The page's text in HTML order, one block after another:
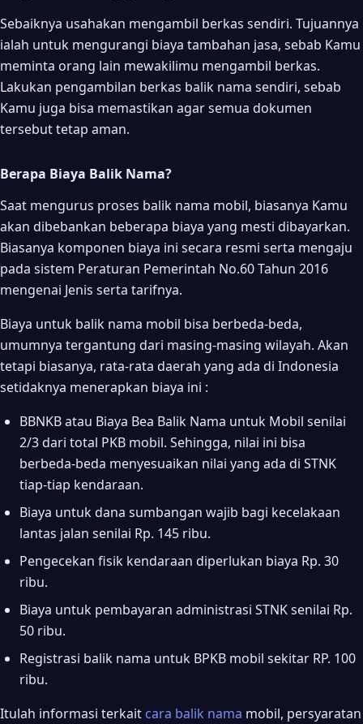
Sebaiknya usahakan mengambil berkas sendiri. Tujuannya
ialah untuk mengurangi biaya tambahan jasa, sebab Kamu
meminta orang lain mewakilimu mengambil berkas.
Lakukan pengambilan berkas balik nama sendiri, sebab
Kamu juga bisa memastikan agar semua dokumen
tersebut tetap aman.
Berapa Biaya Balik Nama?
Saat mengurus proses balik nama mobil, biasanya Kamu
akan dibebankan beberapa biaya yang mesti dibayarkan.
Biasanya komponen biaya ini secara resmi serta mengaju
pada sistem Peraturan Pemerintah No.60 Tahun 2016
mengenai Jenis serta tarifnya.
Biaya untuk balik nama mobil bisa berbeda-beda,
umumnya tergantung dari masing-masing wilayah. Akan
tetapi biasanya, rata-rata daerah yang ada di Indonesia
setidaknya menerapkan biaya ini :
BBNKB atau Biaya Bea Balik Nama untuk Mobil senilai
2/3 dari total PKB mobil. Sehingga, nilai ini bisa
berbeda-beda menyesuaikan nilai yang ada di STNK
tiap-tiap kendaraan.
Biaya untuk dana sumbangan wajib bagi kecelakaan
lantas jalan senilai Rp. 145 ribu.
Pengecekan fisik kendaraan diperlukan biaya Rp. 30
ribu.
Biaya untuk pembayaran administrasi STNK senilai Rp.
50 ribu.
Registrasi balik nama untuk BPKB mobil sekitar RP. 100
ribu.
Itulah informasi terkait cara balik nama mobil, persyaratan